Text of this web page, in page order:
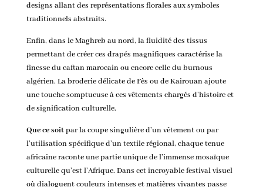
designs allant des représentations florales aux symboles
traditionnels abstraits.
Enfin, dans le Maghreb au nord, la fluidité des tissus
permettant de créer ces drapés magnifiques caractérise la
finesse du caftan marocain ou encore celle du burnous
algérien. La broderie délicate de Fès ou de Kairouan ajoute
une touche somptueuse à ces vêtements chargés d’histoire et
de signification culturelle.
Que ce soitpar la coupe singulière d’un vêtement ou par
l’utilisation spécifique d’un textile régional, chaque tenue
africaine raconte une partie unique de l’immense mosaïque
culturelle qu’est l’Afrique. Dans cet incroyable festival visuel
où dialoguent couleurs intenses et matières vivantes passe